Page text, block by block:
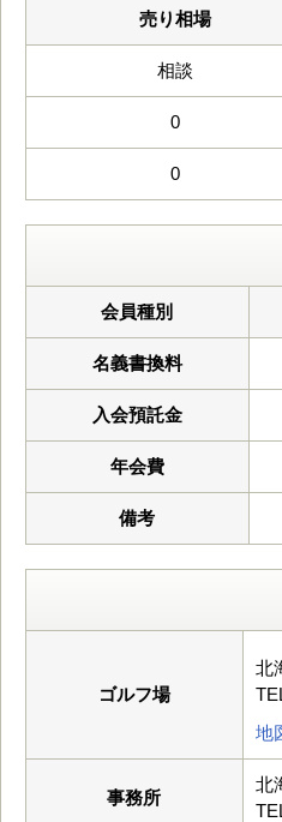
売り相場
相談
0
0
会員種別
名義書換料
入会預託金
年会費
備考
ゴルフ場
北
地
事務所
北